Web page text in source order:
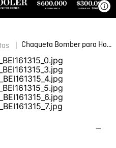
Chaqueta Bomber para Hombre